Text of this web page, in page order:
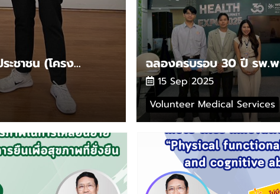
ภาพบรรยากาศโครงการเสริมความรู้ด้านโรคปวดหลังสำหรับประชาชน (โครงการรักษ์หลัง)
15 Sep 2025
Volunteer Medical Services